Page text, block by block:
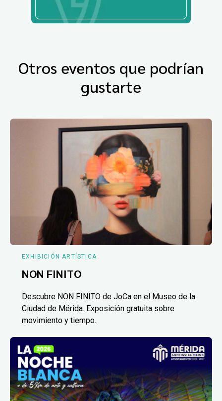
Otros eventos que podrían
gustarte
EXHIBICIÓN ARTÍSTICA
NON FINITO
Descubre NON FINITO de JoCa en el Museo de la
Ciudad de Mérida. Exposición gratuita sobre
movimiento y tiempo.